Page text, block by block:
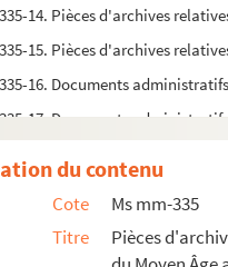
14. Pièces d'archives
15. Pièces d'archives
16. Documents
17. Documents
Maurois.
Préface pour
d'or de la Bibliothèque
d'or de la Bibliothèque
du contenu
Cote
Ms mm-335
Titre
Pièces